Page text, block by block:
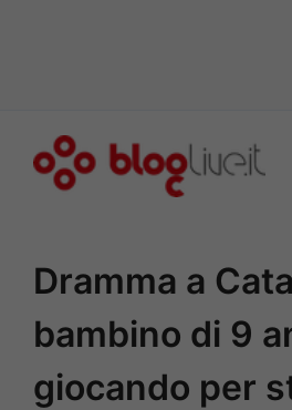
Dramma a
bambino di 9
giocando per